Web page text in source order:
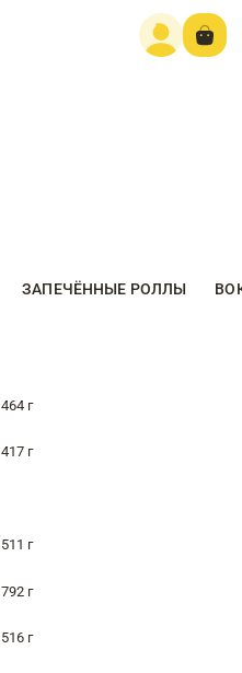
ЗАПЕЧЁННЫЕ РОЛЛЫ
464 г
417 г
511 г
792 г
516 г